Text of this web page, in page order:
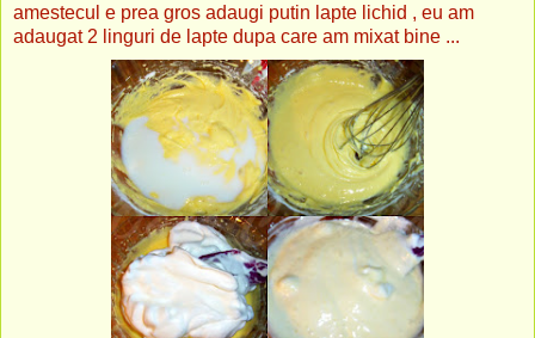
amestecul e prea gros adaugi putin lapte lichid , eu am
adaugat 2 linguri de lapte dupa care am mixat bine ...